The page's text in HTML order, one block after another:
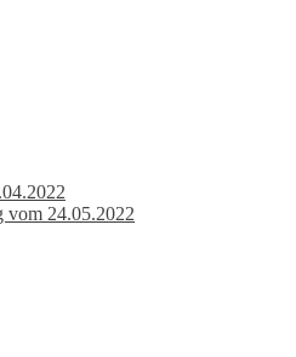
vom 24.05.2022